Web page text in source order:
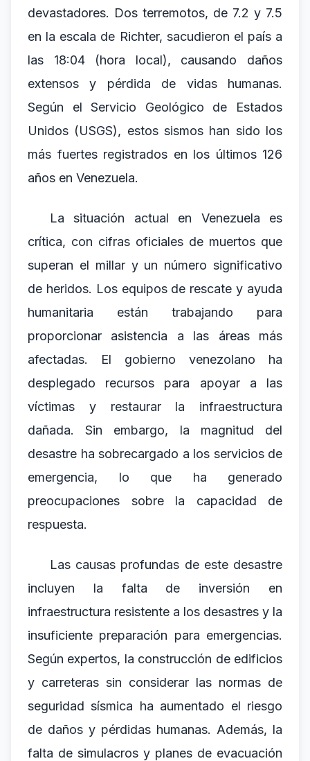
devastadores. Dos terremotos, de 7.2 y 7.5
en la escala de Richter, sacudieron el país a
las 18:04 (hora local), causando daños
extensos y pérdida de vidas humanas.
Según el Servicio Geológico de Estados
Unidos (USGS), estos sismos han sido los
más fuertes registrados en los últimos 126
años en Venezuela.
La situación actual en Venezuela es
crítica, con cifras oficiales de muertos que
superan el millar y un número significativo
de heridos. Los equipos de rescate y ayuda
humanitaria están trabajando para
proporcionar asistencia a las áreas más
afectadas. El gobierno venezolano ha
desplegado recursos para apoyar a las
víctimas y restaurar la infraestructura
dañada. Sin embargo, la magnitud del
desastre ha sobrecargado a los servicios de
emergencia, lo que ha generado
preocupaciones sobre la capacidad de
respuesta.
Las causas profundas de este desastre
incluyen la falta de inversión en
infraestructura resistente a los desastres y la
insuficiente preparación para emergencias.
Según expertos, la construcción de edificios
y carreteras sin considerar las normas de
seguridad sísmica ha aumentado el riesgo
de daños y pérdidas humanas. Además, la
falta de simulacros y planes de evacuación